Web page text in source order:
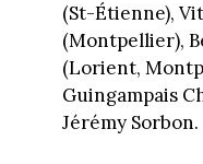
(St-Étienne),
(Montpellier),
(Lorient,
Guingampais
Jérémy Sorbon.